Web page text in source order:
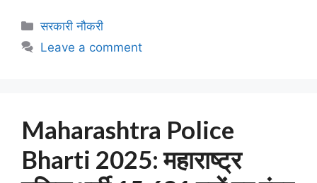
Categories
सरकारी नौकरी
Leave a comment
Maharashtra Police
Bharti 2025: महाराष्ट्र